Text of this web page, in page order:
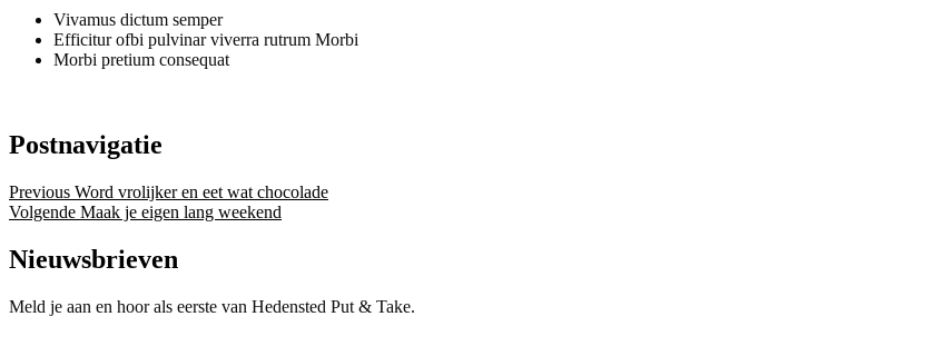
Vivamus dictum semper
Efficitur ofbi pulvinar viverra rutrum Morbi
Morbi pretium consequat
Postnavigatie
Previous Word vrolijker en eet wat chocolade
Volgende Maak je eigen lang weekend
Nieuwsbrieven
Meld je aan en hoor als eerste van Hedensted Put & Take.